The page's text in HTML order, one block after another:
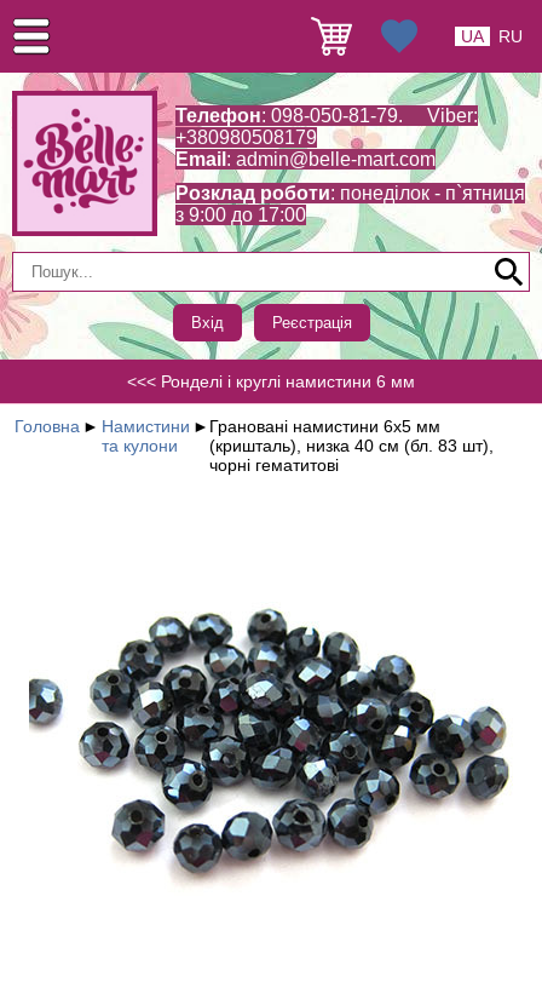
Телефон: 098-050-81-79. Viber:
+380980508179
Email : admin@belle-mart.com
Розклад роботи: понеділок - п`ятниця
з 9:00 до 17:00
Вхід Реєстрація
UA RU
<<< Ронделі і круглі намистини 6 мм
Головна ► Намистини
та кулони
► Грановані намистини 6х5 мм
(кришталь), низка 40 см (бл. 83 шт),
чорні гематитові